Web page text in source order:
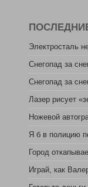
Электросталь
Снегопад за
Снегопад за
Лазер рисует
Ножевой
Я б в полицию
Город
Играй, как